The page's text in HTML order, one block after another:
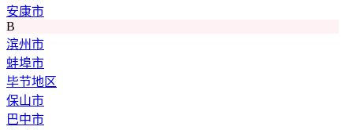
安康市
B
滨州市
蚌埠市
毕节地区
保山市
巴中市